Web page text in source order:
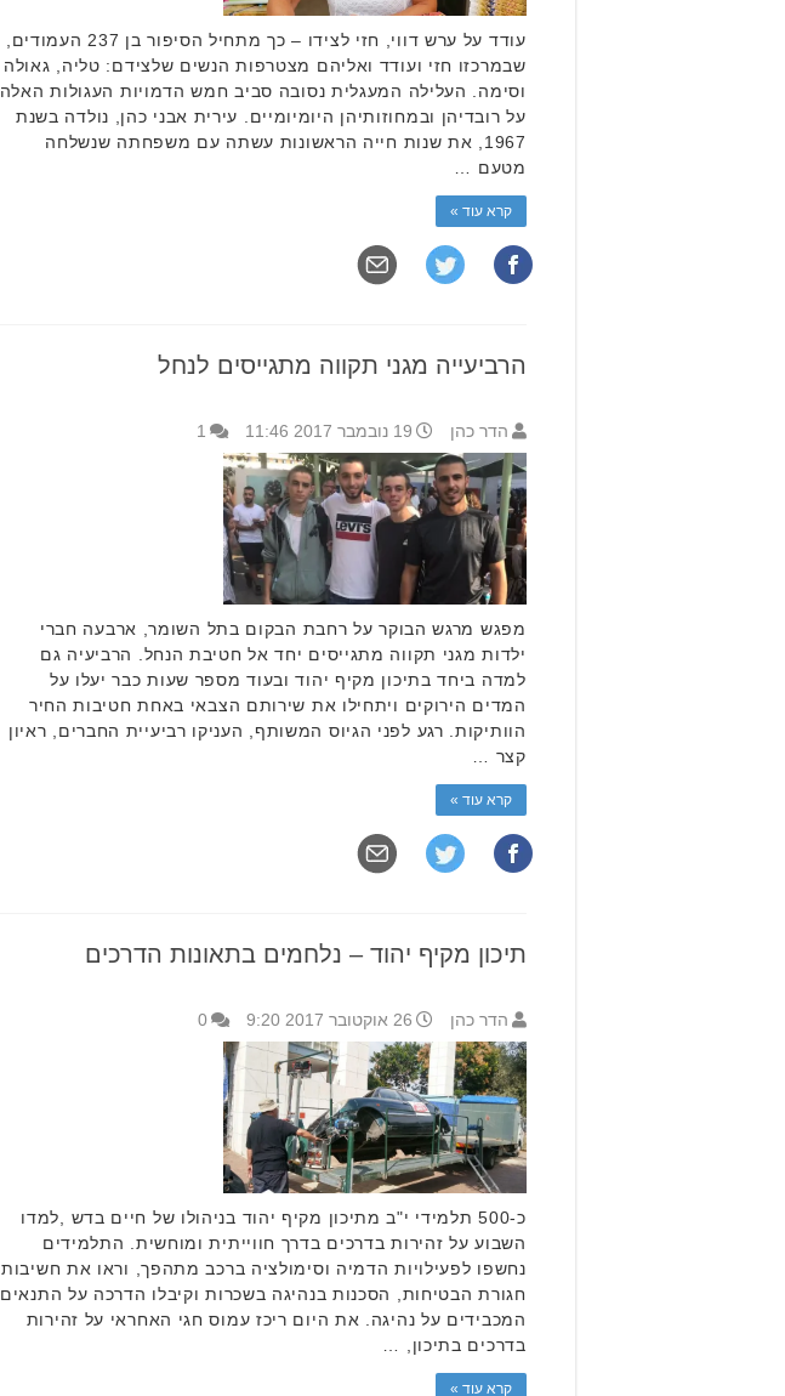
עודד על ערש דווי, חזי לצידו – כך מתחיל הסיפור בן 237 העמודים,
שבמרכזו חזי ועודד ואליהם מצטרפות הנשים שלצידם: טליה, גאולה
וסימה. העלילה המעגלית נסובה סביב חמש הדמויות העגולות האלה
על רובדיהן ובמחוזותיהן היומיומיים. עירית אבני כהן, נולדה בשנת
1967, את שנות חייה הראשונות עשתה עם משפחתה שנשלחה
מטעם …
קרא עוד »
הרביעייה מגני תקווה מתגייסים לנחל
הדר כהן 19 נובמבר 2017 11:46 1
מפגש מרגש הבוקר על רחבת הבקום בתל השומר, ארבעה חברי
ילדות מגני תקווה מתגייסים יחד אל חטיבת הנחל. הרביעיה גם
למדה ביחד בתיכון מקיף יהוד ובעוד מספר שעות כבר יעלו על
המדים הירוקים ויתחילו את שירותם הצבאי באחת חטיבות החיר
הוותיקות. רגע לפני הגיוס המשותף, העניקו רביעיית החברים, ראיון
קצר …
קרא עוד »
תיכון מקיף יהוד – נלחמים בתאונות הדרכים
הדר כהן 26 אוקטובר 2017 9:20 0
כ-500 תלמידי י"ב מתיכון מקיף יהוד בניהולו של חיים בדש ,למדו
השבוע על זהירות בדרכים בדרך חווייתית ומוחשית. התלמידים
נחשפו לפעילויות הדמיה וסימולציה ברכב מתהפך, וראו את חשיבות
חגורת הבטיחות, הסכנות בנהיגה בשכרות וקיבלו הדרכה על התנאים
המכבידים על נהיגה. את היום ריכז עמוס חגי האחראי על זהירות
בדרכים בתיכון, …
קרא עוד »